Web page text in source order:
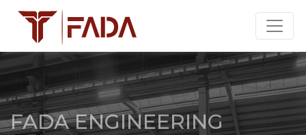
FADA ENGINEERING